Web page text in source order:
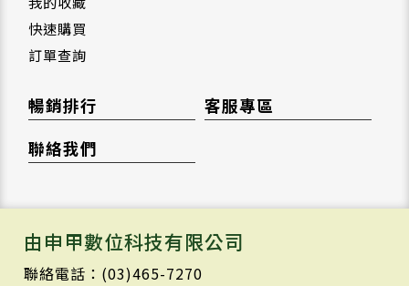
快速購買
訂單查詢
暢銷排行
客服專區
聯絡我們
由申甲數位科技有限公司
聯絡電話：(03)465-7270